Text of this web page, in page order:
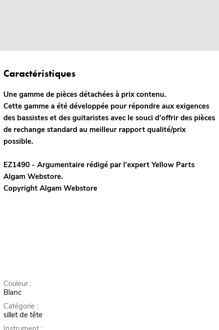
Caractéristiques
Une gamme de pièces détachées à prix contenu.
Cette gamme a été développée pour répondre aux exigences
des bassistes et des guitaristes avec le souci d’offrir des pièces
de rechange standard au meilleur rapport qualité/prix
possible.
EZ1490 - Argumentaire rédigé par l’expertYellow Parts
Algam Webstore.
Copyright Algam Webstore
Couleur :
Blanc
Catégorie :
sillet de tête